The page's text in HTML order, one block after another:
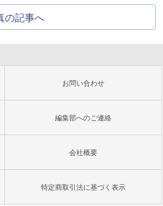
の記事へ
お問い合わせ
編集部へのご連絡
会社概要
特定商取引法に基づく表示